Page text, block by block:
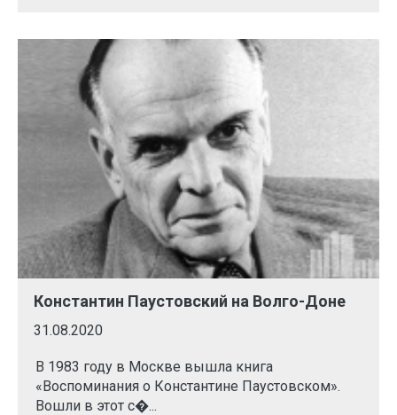
Константин Паустовский на Волго-Доне
31.08.2020
В 1983 году в Москве вышла книга
«Воспоминания о Константине Паустовском».
Вошли в этот с�...